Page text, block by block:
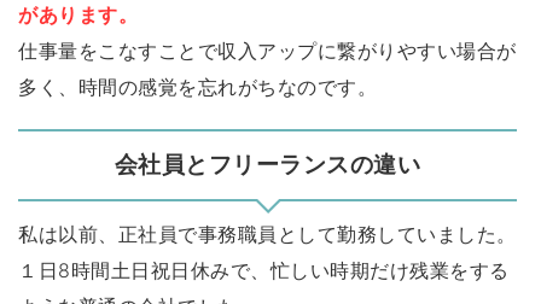
があります。
仕事量をこなすことで収入アップに繋がりやすい場合が
多く、時間の感覚を忘れがちなのです。
会社員とフリーランスの違い
私は以前、正社員で事務職員として勤務していました。
１日8時間土日祝日休みで、忙しい時期だけ残業をする